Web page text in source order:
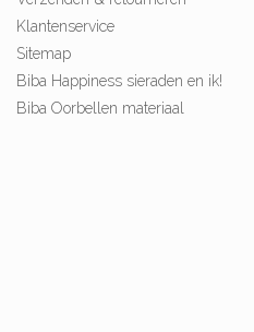
Klantenservice
Sitemap
Biba Happiness sieraden en ik!
Biba Oorbellen materiaal